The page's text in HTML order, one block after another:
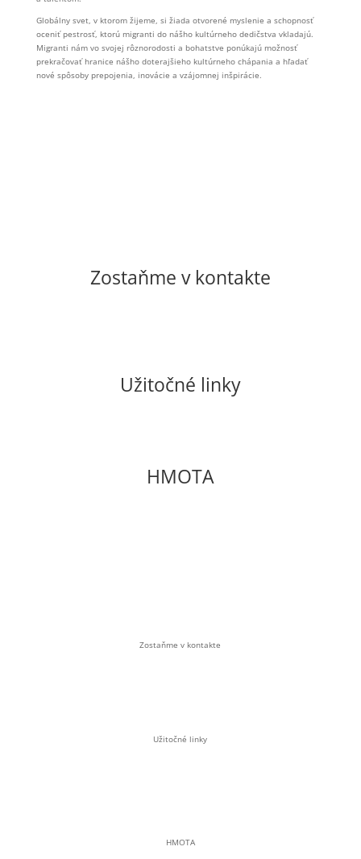
Globálny svet, v ktorom žijeme, si žiada otvorené myslenie a schopnosť
oceniť pestrosť, ktorú migranti do nášho kultúrneho dedičstva vkladajú.
Migranti nám vo svojej rôznorodosti a bohatstve ponúkajú možnosť
prekračovať hranice nášho doterajšieho kultúrneho chápania a hľadať
nové spôsoby prepojenia, inovácie a vzájomnej inšpirácie.
Zostaňme v kontakte
Užitočné linky
HMOTA
Zostaňme v kontakte
Užitočné linky
HMOTA